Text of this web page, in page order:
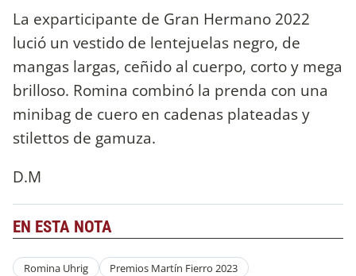
La exparticipante de Gran Hermano 2022
lució un vestido de lentejuelas negro, de
mangas largas, ceñido al cuerpo, corto y mega
brilloso. Romina combinó la prenda con una
minibag de cuero en cadenas plateadas y
stilettos de gamuza.
D.M
EN ESTA NOTA
Romina Uhrig Premios Martín Fierro 2023